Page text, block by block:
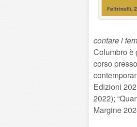
contare i
Columbro è
corso
Edizioni
2022);
Margine